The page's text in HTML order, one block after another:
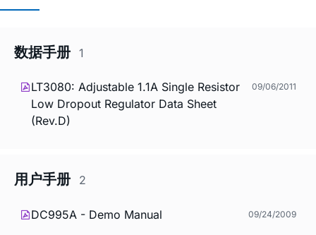
数据手册 1
LT3080: Adjustable 1.1A Single Resistor
Low Dropout Regulator Data Sheet
(Rev.D)
09/06/2011
用户手册 2
DC995A - Demo Manual 09/24/2009